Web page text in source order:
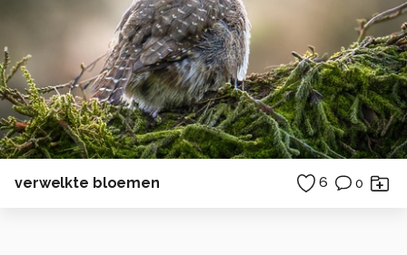
verwelkte bloemen 6 0